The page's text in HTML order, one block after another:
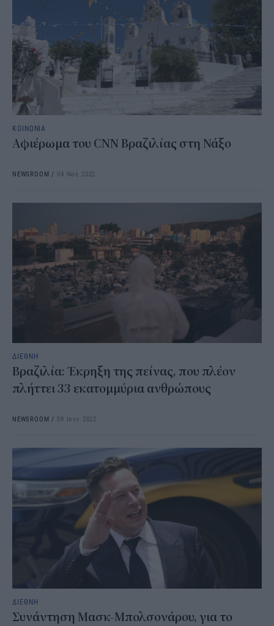
ΚΟΙΝΩΝΙΑ
Αφιέρωμα του CNN Βραζιλίας στη Νάξο
NEWSROOM / 04 Νοε 2022
ΔΙΕΘΝΗ
Βραζιλία: Έκρηξη της πείνας, που πλέον
πλήττει 33 εκατομμύρια ανθρώπους
NEWSROOM / 09 Ιουν 2022
ΔΙΕΘΝΗ
Συνάντηση Μασκ-Μπολσονάρου, για το